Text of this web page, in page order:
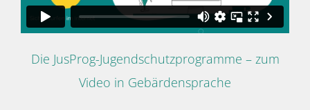
Die JusProg-Jugendschutzprogramme – zum
Video in Gebärdensprache